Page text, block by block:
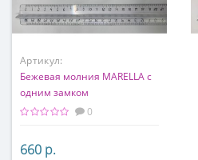
Артикул:
Бежевая молния MARELLA с
одним замком
0
660 р.